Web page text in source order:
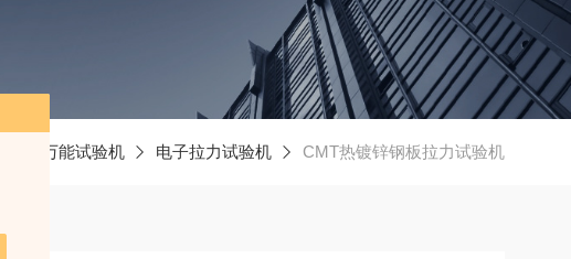
电子万能试验机 电子拉力试验机 CMT热镀锌钢板拉力试验机